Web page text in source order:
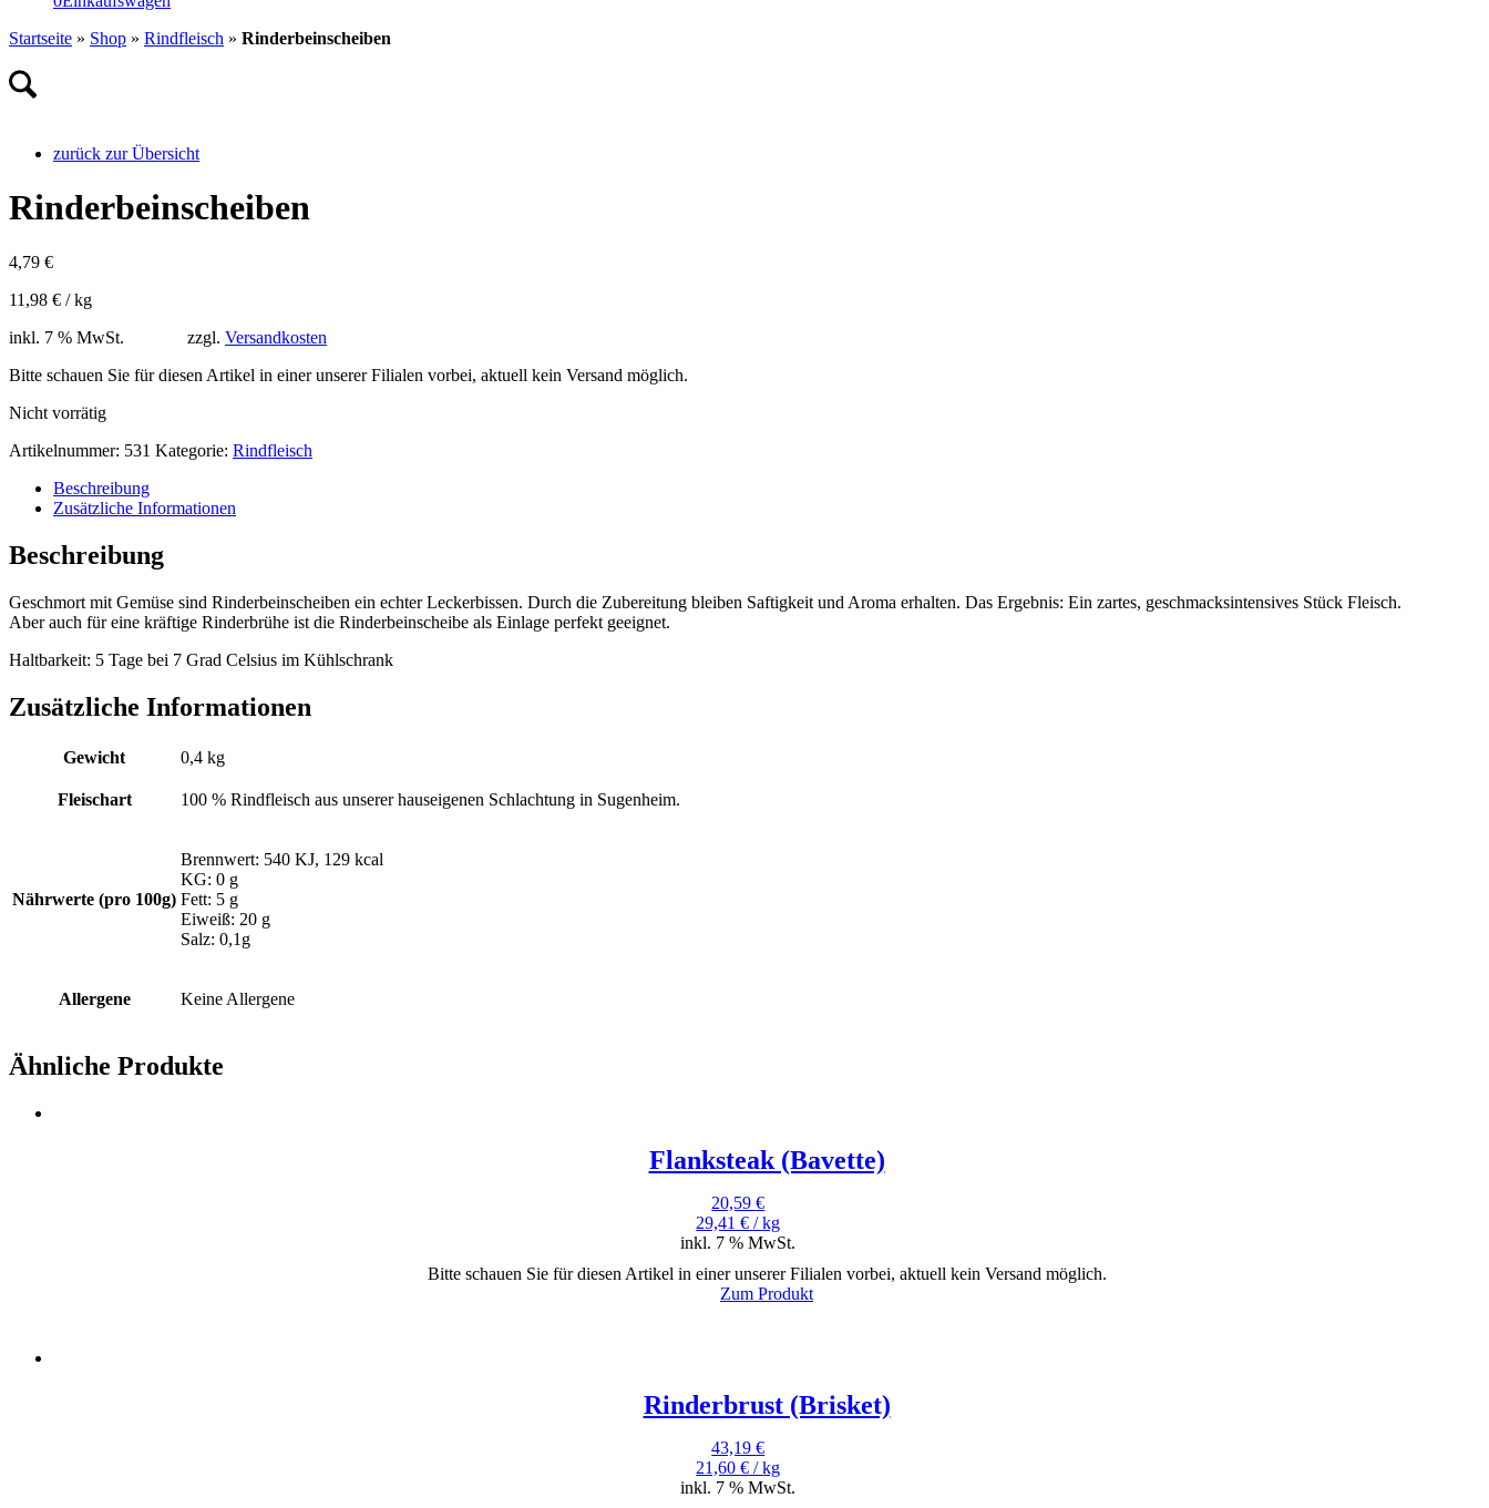
Startseite » Shop » Rindfleisch » Rinderbeinscheiben
zurück zur Übersicht
Rinderbeinscheiben
4,79 €
11,98 € /kg
inkl. 7 % MwSt.
zzgl.Versandkosten
Bitte schauen Sie für diesen Artikel in einer unserer Filialen vorbei, aktuell kein Versand möglich.
Nicht vorrätig
Artikelnummer: 531 Kategorie: Rindfleisch
Beschreibung
Zusätzliche Informationen
Beschreibung
Geschmort mit Gemüse sind Rinderbeinscheiben ein echter Leckerbissen. Durch die Zubereitung bleiben Saftigkeit und Aroma erhalten. Das Ergebnis: Ein zartes, geschmacksintensives Stück Fleisch.
Aber auch für eine kräftige Rinderbrühe ist die Rinderbeinscheibe als Einlage perfekt geeignet.
Haltbarkeit: 5 Tage bei 7 Grad Celsius im Kühlschrank
Zusätzliche Informationen
Gewicht 0,4 kg
Fleischart 100 % Rindfleisch aus unserer hauseigenen Schlachtung in Sugenheim.
Nährwerte (pro 100g)
Brennwert: 540 KJ, 129 kcal
KG: 0 g
Fett: 5 g
Eiweiß: 20 g
Salz: 0,1g
Allergene Keine Allergene
Ähnliche Produkte
Flanksteak (Bavette)
20,59€
29,41€ /kg
inkl. 7 % MwSt.
Bitte schauen Sie für diesen Artikel in einer unserer Filialen vorbei, aktuell kein Versand möglich.
Zum Produkt
Rinderbrust (Brisket)
43,19€
21,60€ /kg
inkl. 7 % MwSt.